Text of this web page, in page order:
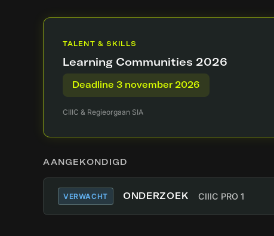
TALENT & SKILLS
Learning Communities 2026
Deadline 3 november 2026
CIIIC & Regieorgaan SIA
AANGEKONDIGD
VERWACHT ONDERZOEK CIIIC PRO 1